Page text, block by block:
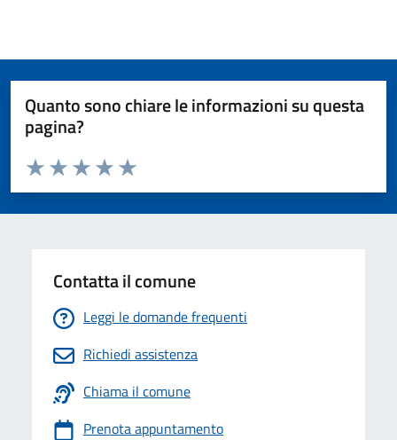
Quanto sono chiare le informazioni su questa
pagina?
Valuta da 1 a 5 stelle la pagina
Valuta 5 stelle su 5
Valuta 4 stelle su 5
Valuta 3 stelle su 5
Valuta 2 stelle su 5
Valuta 1 stelle su 5
Contatta il comune
Leggi le domande frequenti
Richiedi assistenza
Chiama il comune
Prenota appuntamento